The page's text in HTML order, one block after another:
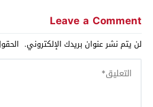
Leave a Comment
لن يتم نشر عنوان بريدك الإلكتروني.